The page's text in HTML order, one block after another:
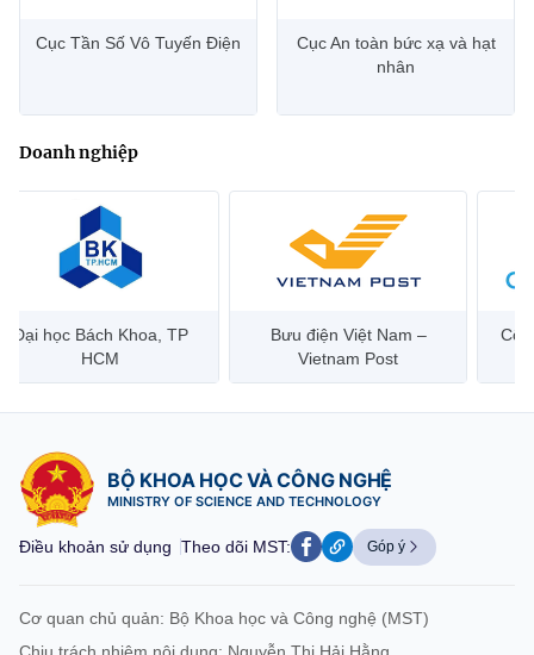
Cục Tần Số Vô Tuyến Điện
Cục An toàn bức xạ và hạt
nhân
Doanh nghiệp
Bưu điện Việt Nam –
Vietnam Post
Công ty Cổ phần Hạ tầng
Viễn Thông CMC
BỘ KHOA HỌC VÀ CÔNG NGHỆ
MINISTRY OF SCIENCE AND TECHNOLOGY
Điều khoản sử dụng Theo dõi MST: Góp ý
Cơ quan chủ quản: Bộ Khoa học và Công nghệ (MST)